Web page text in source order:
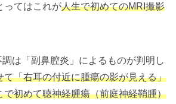
ってはこれが人生で初めてのMRI撮影
は「副鼻腔炎」によるものが判明し
て「右耳の付近に腫瘍の影が見える」
で初めて聴神経腫瘍（前庭神経鞘腫）